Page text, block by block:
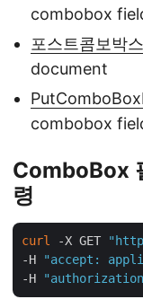
combobox
포스트콤보박
document
combobox
ComboBox
령
curl -X GET
-H
"accept:
-H